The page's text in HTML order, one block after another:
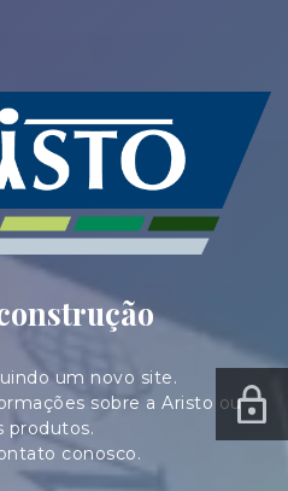
um novo site.
sobre a Aristo ou
produtos.
conosco.